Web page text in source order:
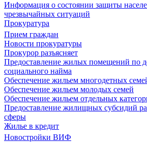
Информация о состоянии защиты
чрезвычайных ситуаций
Прокуратура
Прием граждан
Новости прокуратуры
Прокурор разъясняет
Предоставление жилых помещений по
социального найма
Обеспечение жильем многодетных
Обеспечение жильем молодых семей
Обеспечение жильем отдельных
Предоставление жилищных субсидий
сферы
Жилье в кредит
Новостройки ВИФ